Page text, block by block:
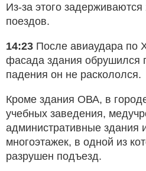
Из-за этого
поездов.
14:23 После авиаудара по
фасада здания обрушился
падения он не раскололся.
Кроме здания ОВА, в
учебных заведения,
административные здания
многоэтажек, в одной из
разрушен подъезд.